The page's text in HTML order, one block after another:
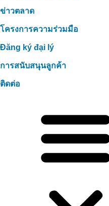
ข่าวตลาด
โครงการความร่วมมือ
Đăng ký đại lý
การสนับสนุนลูกค้า
ติดต่อ